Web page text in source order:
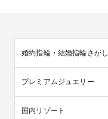
婚約指輪・結婚指輪さがし
プレミアムジュエリー
国内リゾート